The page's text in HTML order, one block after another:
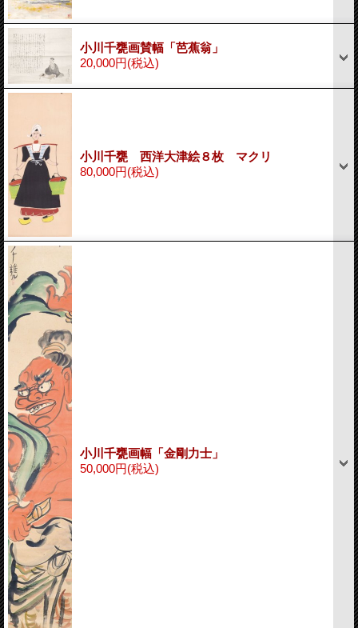
小川千甕画賛幅「芭蕉翁」
20,000円(税込)
小川千甕 西洋大津絵８枚 マクリ
80,000円(税込)
小川千甕画幅「金剛力士」
50,000円(税込)